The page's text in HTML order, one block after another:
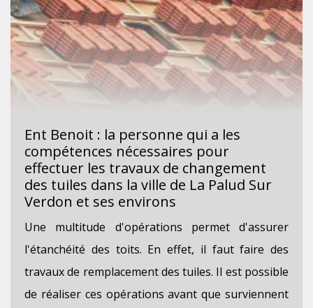
Ent Benoit : la personne qui a les
compétences nécessaires pour
effectuer les travaux de changement
des tuiles dans la ville de La Palud Sur
Verdon et ses environs
Une multitude d'opérations permet d'assurer
l'étanchéité des toits. En effet, il faut faire des
travaux de remplacement des tuiles. Il est possible
de réaliser ces opérations avant que surviennent